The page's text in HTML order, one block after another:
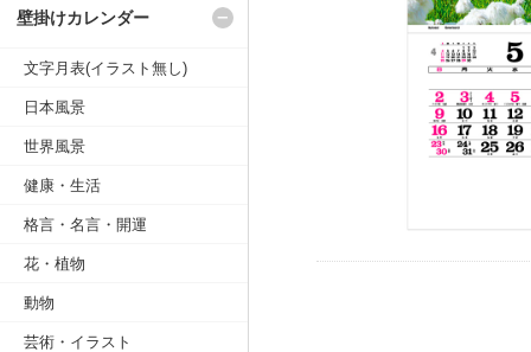
壁掛けカレンダー
文字月表(イラスト無し)
日本風景
世界風景
健康・生活
格言・名言・開運
花・植物
動物
芸術・イラスト